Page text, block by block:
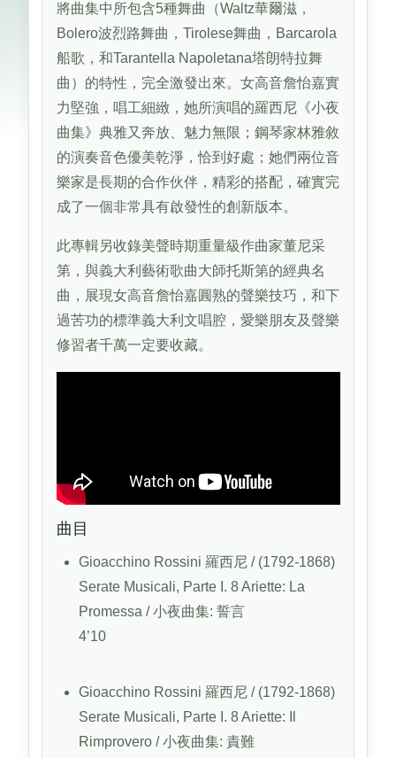
將曲集中所包含5種舞曲（Waltz華爾滋，
Bolero波烈路舞曲，Tirolese舞曲，Barcarola
船歌，和Tarantella Napoletana塔朗特拉舞
曲）的特性，完全激發出來。女高音詹怡嘉實
力堅強，唱工細緻，她所演唱的羅西尼《小夜
曲集》典雅又奔放、魅力無限；鋼琴家林雅敘
的演奏音色優美乾淨，恰到好處；她們兩位音
樂家是長期的合作伙伴，精彩的搭配，確實完
成了一個非常具有啟發性的創新版本。
此專輯另收錄美聲時期重量級作曲家董尼采
第，與義大利藝術歌曲大師托斯第的經典名
曲，展現女高音詹怡嘉圓熟的聲樂技巧，和下
過苦功的標準義大利文唱腔，愛樂朋友及聲樂
修習者千萬一定要收藏。
曲目
Gioacchino Rossini 羅西尼 / (1792-1868)
Serate Musicali, Parte I. 8 Ariette: La
Promessa / 小夜曲集: 誓言
4’10
Gioacchino Rossini 羅西尼 / (1792-1868)
Serate Musicali, Parte I. 8 Ariette: Il
Rimprovero / 小夜曲集: 責難